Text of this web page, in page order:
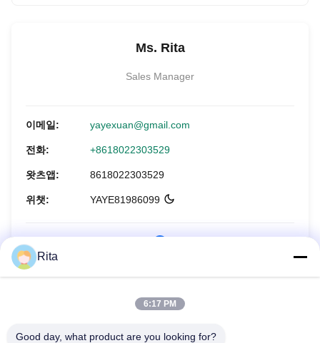
Ms. Rita
Sales Manager
이메일: yayexuan@gmail.com
전화: +8618022303529
왓츠앱: 8618022303529
위챗: YAYE81986099
Rita
6:17 PM
Good day, what product are you looking for?